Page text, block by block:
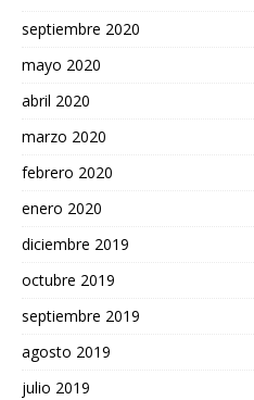
septiembre 2020
mayo 2020
abril 2020
marzo 2020
febrero 2020
enero 2020
diciembre 2019
octubre 2019
septiembre 2019
agosto 2019
julio 2019